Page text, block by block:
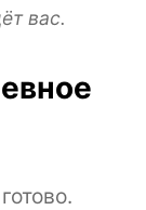
вас.